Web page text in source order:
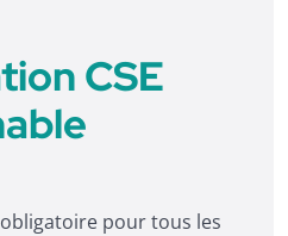
CSE
pour tous les